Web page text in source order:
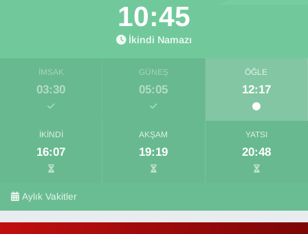
10:44
İkindi Namazı
İMSAK
03:30
GÜNEŞ
05:05
ÖĞLE
12:17
İKINDI
16:07
AKŞAM
19:19
YATSI
20:48
Aylık Vakitler